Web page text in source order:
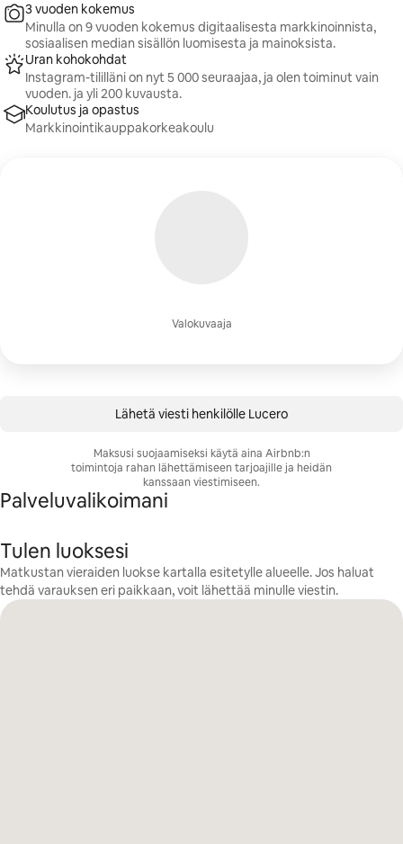
Valokuvaaja
3 vuoden kokemus
Minulla on 9 vuoden kokemus digitaalisesta markkinoinnista,
sosiaalisen median sisällön luomisesta ja mainoksista.
Uran kohokohdat
Instagram-tililläni on nyt 5 000 seuraajaa, ja olen toiminut vain
vuoden. ja yli 200 kuvausta.
Koulutus ja opastus
Markkinointikauppakorkeakoulu
Lähetä viesti henkilölle Lucero
Maksusi suojaamiseksi käytä aina Airbnb:n
toimintoja rahan lähettämiseen tarjoajille ja heidän
kanssaan viestimiseen.
Palveluvalikoimani
Tulen luoksesi
Matkustan vieraiden luokse kartalla esitetylle alueelle. Jos haluat
tehdä varauksen eri paikkaan, voit lähettää minulle viestin.